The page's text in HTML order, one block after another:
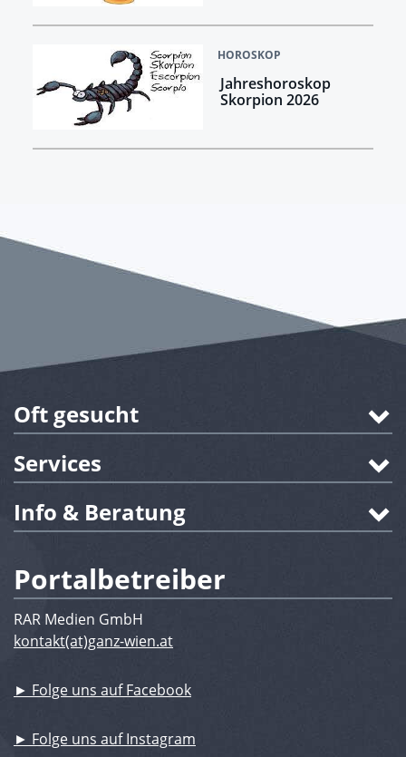
HOROSKOP
Jahreshoroskop
Skorpion 2026
Oft gesucht
Services
Info & Beratung
Portalbetreiber
RAR Medien GmbH
kontakt(at)ganz-wien.at
► Folge uns auf Facebook
► Folge uns auf Instagram